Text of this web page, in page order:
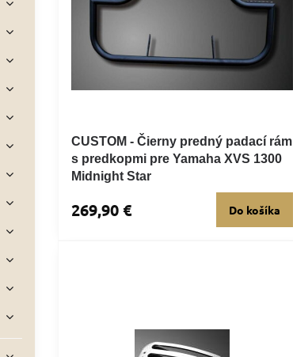
CUSTOM - Čierny predný padací rám
s predkopmi pre Yamaha XVS 1300
Midnight Star
269,90 € Do košíka